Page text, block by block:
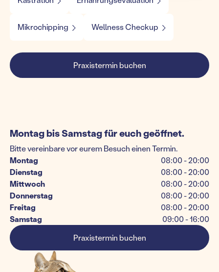
Mikrochipping Wellness Checkup
Praxistermin buchen
Montag bis Samstag für euch geöffnet.
Bitte vereinbare vor eurem Besuch einen Termin.
Montag
08:00 - 20:00
Dienstag
08:00 - 20:00
Mittwoch
08:00 - 20:00
Donnerstag
08:00 - 20:00
Freitag
08:00 - 20:00
Samstag
09:00 - 16:00
Praxistermin buchen